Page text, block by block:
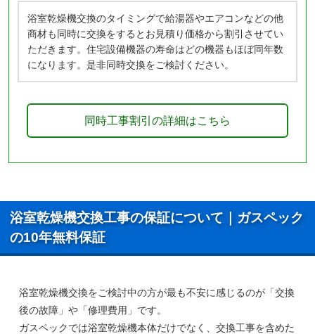
浴室乾燥機交換のタイミングで給湯器やエアコンなどの他
商材も同時に交換をするとお見積り価格から割引させてい
ただきます。住宅設備機器の寿命はどの機器もほぼ同年数
になります。是非同時交換をご検討ください。
同時工事割引の詳細はこちら
浴室乾燥機交換工事の保証について｜ガスペック
の10年無料保証
浴室乾燥機交換をご検討中の方が最も不安に感じるのが「交換
後の故障」や「修理費用」です。
ガスペックでは浴室乾燥機本体だけでなく、交換工事を含めた